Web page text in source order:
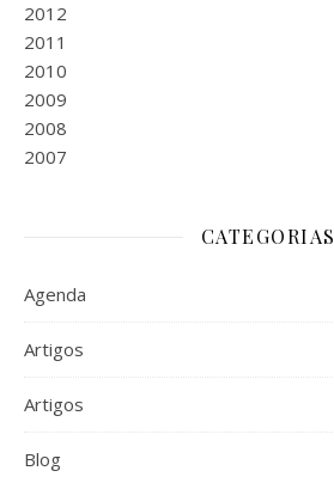
2012
2011
2010
2009
2008
2007
CATEGORIAS
Agenda
Artigos
Artigos
Blog